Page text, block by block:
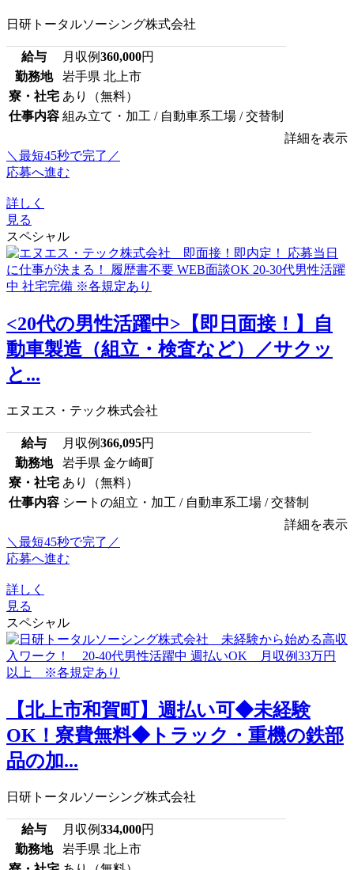
日研トータルソーシング株式会社
給与 月収例360,000円
勤務地
岩手県 北上市
寮・社宅 あり（無料）
仕事内容 組み立て・加工 / 自動車系工場 / 交替制
詳細を表示
＼最短45秒で完了／
応募へ進む
詳しく
見る
スペシャル
<20代の男性活躍中>【即日面接！】自
動車製造（組立・検査など）／サクッ
と...
エヌエス・テック株式会社
給与 月収例366,095円
勤務地
岩手県 金ケ崎町
寮・社宅 あり（無料）
仕事内容 シートの組立・加工 / 自動車系工場 / 交替制
詳細を表示
＼最短45秒で完了／
応募へ進む
詳しく
見る
スペシャル
【北上市和賀町】週払い可◆未経験
OK！寮費無料◆トラック・重機の鉄部
品の加...
日研トータルソーシング株式会社
給与 月収例334,000円
勤務地
岩手県 北上市